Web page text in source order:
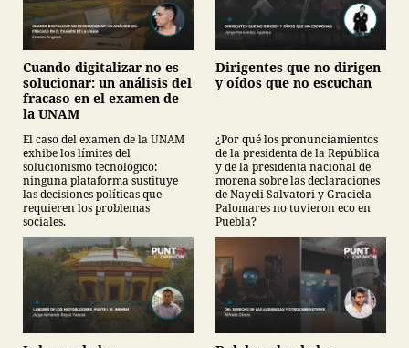
Cuando digitalizar no es
solucionar: un análisis del
fracaso en el examen de
la UNAM
El caso del examen de la UNAM
exhibe los límites del
solucionismo tecnológico:
ninguna plataforma sustituye
las decisiones políticas que
requieren los problemas
sociales.
Dirigentes que no dirigen
y oídos que no escuchan
¿Por qué los pronunciamientos
de la presidenta de la República
y de la presidenta nacional de
morena sobre las declaraciones
de Nayeli Salvatori y Graciela
Palomares no tuvieron eco en
Puebla?